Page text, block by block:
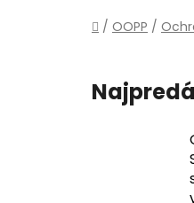
Domov
/ OOPP /